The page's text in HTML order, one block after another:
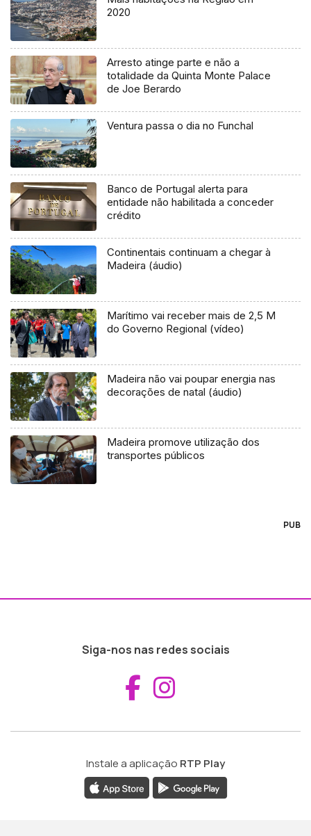
2020
Arresto atinge parte e não a
totalidade da Quinta Monte Palace
de Joe Berardo
Ventura passa o dia no Funchal
Banco de Portugal alerta para
entidade não habilitada a conceder
crédito
Continentais continuam a chegar à
Madeira (áudio)
Marítimo vai receber mais de 2,5 M
do Governo Regional (vídeo)
Madeira não vai poupar energia nas
decorações de natal (áudio)
Madeira promove utilização dos
transportes públicos
PUB
Siga-nos nas redes sociais
Aceder ao
Instale a aplicação RTP Play